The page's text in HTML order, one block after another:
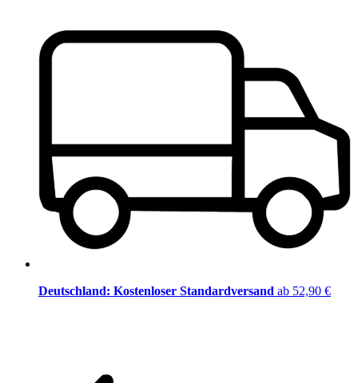
Deutschland: Kostenloser Standardversand ab 52,90 €